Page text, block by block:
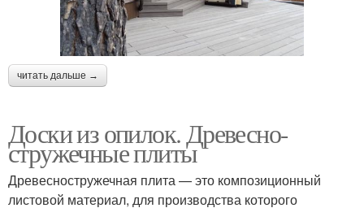
читать дальше →
Доски из опилок. Древесно-
стружечные плиты
Древесностружечная плита — это композиционный
листовой материал, для производства которого